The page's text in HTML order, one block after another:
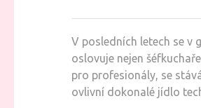
V posledních letech se v
oslovuje nejen
pro profesionály, se
ovlivní dokonalé jídlo